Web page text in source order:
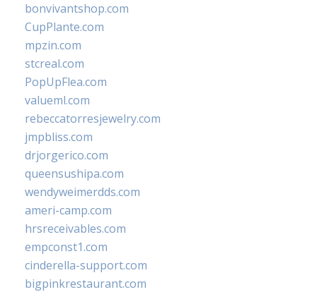
bonvivantshop.com
CupPlante.com
mpzin.com
stcreal.com
PopUpFlea.com
valueml.com
rebeccatorresjewelry.com
jmpbliss.com
drjorgerico.com
queensushipa.com
wendyweimerdds.com
ameri-camp.com
hrsreceivables.com
empconst1.com
cinderella-support.com
bigpinkrestaurant.com